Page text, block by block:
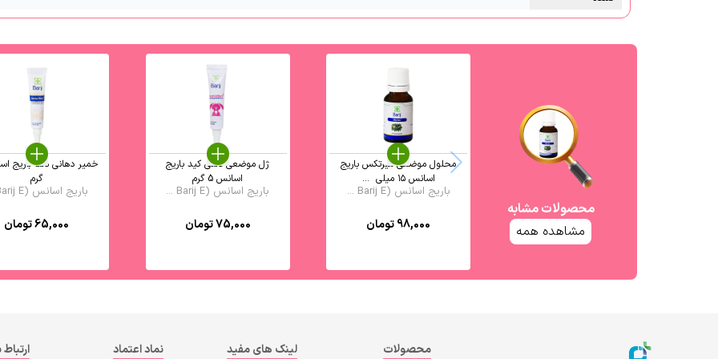
محصولات مشابه
مشاهده همه
محلول موضعی میرتکس باریج
اسانس ۱۵ میلی ‎ ...
باریج اسانس (Barij E ...
98,000تومان
ژل موضعی دنتی کید باریج
اسانس 5 گرم
باریج اسانس (Barij E ...
75,000تومان
گرم
باریج اسانس (Barij E ...
65,000تومان
محصولات لینک های مفید نماد اعتماد ارتباط